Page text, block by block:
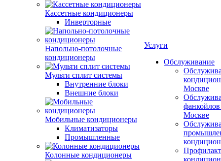
Кассетные кондиционеры
Инверторные
Напольно-потолочные
кондиционеры
Мульти сплит системы
Внутренние блоки
Внешние блоки
Мобильные кондиционеры
Климатизаторы
Промышленные
Колонные кондиционеры
Услуги
Обслуживание
Москве
Москве